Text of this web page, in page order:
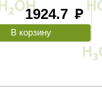
1924.7 руб